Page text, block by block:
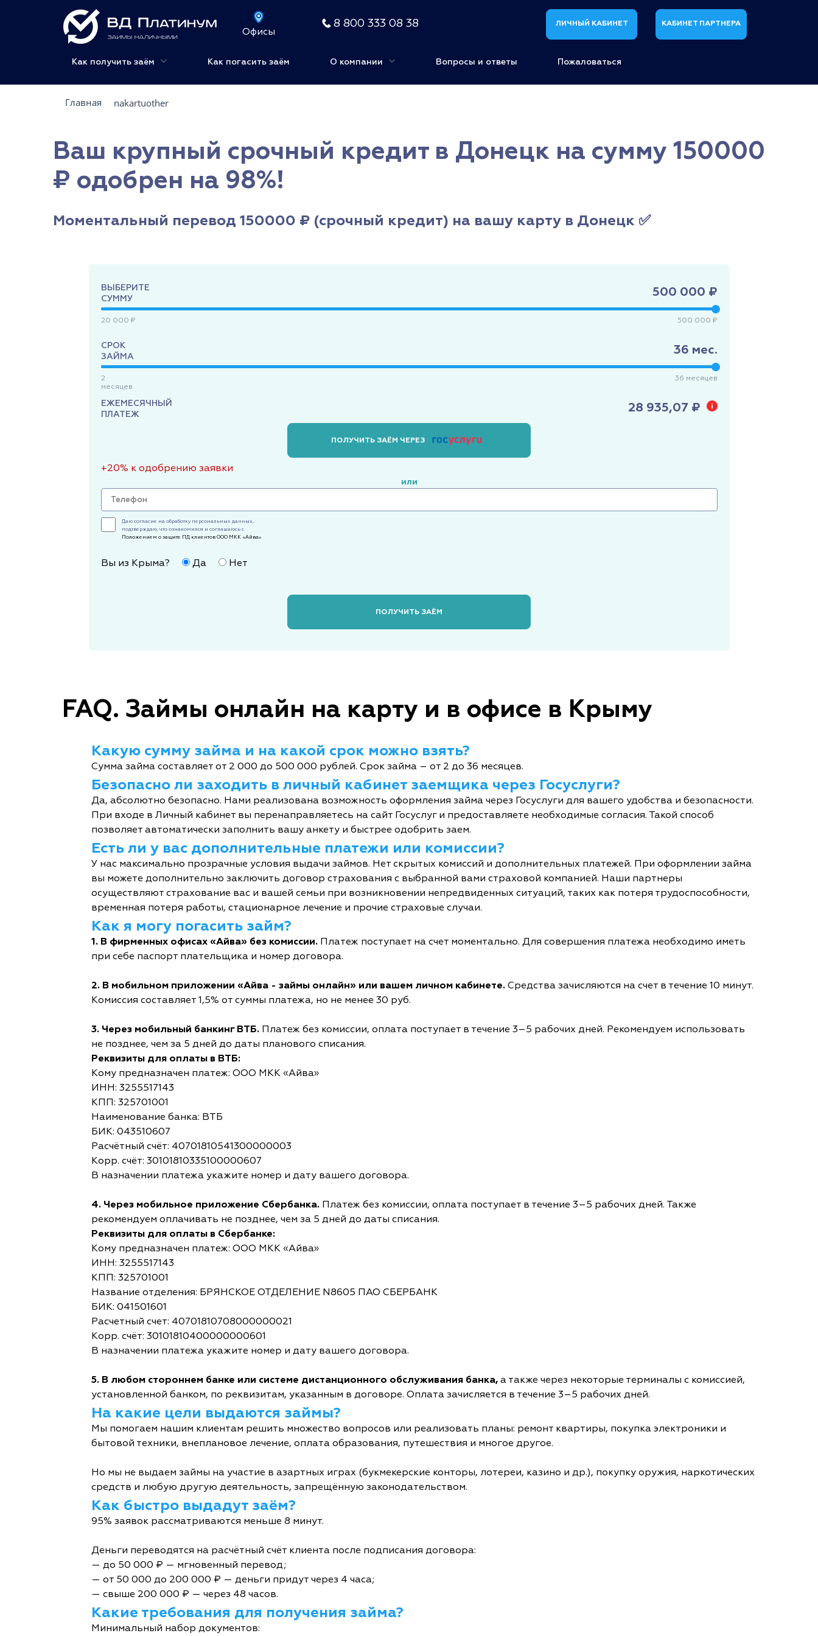
Офисы
8 800 333 08 38 ЛИЧНЫЙ КАБИНЕТ КАБИНЕТ ПАРТНЕРА
Как получить заём Как погасить заём О компании Вопросы и ответы Пожаловаться
Главная nakartuother
Ваш крупный срочный кредит в Донецк на сумму 150000
₽ одобрен на 98%!
Моментальный перевод 150000 ₽ (срочный кредит) на вашу карту в Донецк ✅
ВЫБЕРИТЕ
СУММУ
500 000 ₽
20 000 ₽ 500 000 ₽
СРОК
ЗАЙМА
36 мес.
2
месяцев
36 месяцев
ЕЖЕМЕСЯЧНЫЙ
ПЛАТЕЖ
28 935,07 ₽
ПОЛУЧИТЬ ЗАЁМ ЧЕРЕЗ
+20% к одобрению заявки
или
Даю согласие на обработку персональных данных,
подтверждаю, что ознакомился и соглашаюсь с
Положением о защите ПД клиентов ООО МКК «Айва»
Вы из Крыма? Да Нет
ПОЛУЧИТЬ ЗАЁМ
FAQ. Займы онлайн на карту и в офисе в Крыму
Какую сумму займа и на какой срок можно взять?
Сумма займа составляет от 2 000 до 500 000 рублей. Срок займа – от 2 до 36 месяцев.
Безопасно ли заходить в личный кабинет заемщика через Госуслуги?
Да, абсолютно безопасно. Нами реализована возможность оформления займа через Госуслуги для вашего удобства и безопасности.
При входе в Личный кабинет вы перенаправляетесь на сайт Госуслуг и предоставляете необходимые согласия. Такой способ
позволяет автоматически заполнить вашу анкету и быстрее одобрить заем.
Есть ли у вас дополнительные платежи или комиссии?
У нас максимально прозрачные условия выдачи займов. Нет скрытых комиссий и дополнительных платежей. При оформлении займа
вы можете дополнительно заключить договор страхования с выбранной вами страховой компанией. Наши партнеры
осуществляют страхование вас и вашей семьи при возникновении непредвиденных ситуаций, таких как потеря трудоспособности,
временная потеря работы, стационарное лечение и прочие страховые случаи.
Как я могу погасить займ?
1. В фирменных офисах «Айва» без комиссии. Платеж поступает на счет моментально. Для совершения платежа необходимо иметь
при себе паспорт плательщика и номер договора.
2. В мобильном приложении «Айва - займы онлайн» или вашем личном кабинете. Средства зачисляются на счет в течение 10 минут.
Комиссия составляет 1,5% от суммы платежа, но не менее 30 руб.
3. Через мобильный банкинг ВТБ. Платеж без комиссии, оплата поступает в течение 3–5 рабочих дней. Рекомендуем использовать
не позднее, чем за 5 дней до даты планового списания.
Реквизиты для оплаты в ВТБ:
Кому предназначен платеж: ООО МКК «Айва»
ИНН: 3255517143
КПП: 325701001
Наименование банка: ВТБ
БИК: 043510607
Расчётный счёт: 40701810541300000003
Корр. счёт: 30101810335100000607
В назначении платежа укажите номер и дату вашего договора.
4. Через мобильное приложение Сбербанка. Платеж без комиссии, оплата поступает в течение 3–5 рабочих дней. Также
рекомендуем оплачивать не позднее, чем за 5 дней до даты списания.
Реквизиты для оплаты в Сбербанке:
Кому предназначен платеж: ООО МКК «Айва»
ИНН: 3255517143
КПП: 325701001
Название отделения: БРЯНСКОЕ ОТДЕЛЕНИЕ N8605 ПАО СБЕРБАНК
БИК: 041501601
Расчетный счет: 40701810708000000021
Корр. счёт: 30101810400000000601
В назначении платежа укажите номер и дату вашего договора.
5. В любом стороннем банке или системе дистанционного обслуживания банка, а также через некоторые терминалы с комиссией,
установленной банком, по реквизитам, указанным в договоре. Оплата зачисляется в течение 3–5 рабочих дней.
На какие цели выдаются займы?
Мы помогаем нашим клиентам решить множество вопросов или реализовать планы: ремонт квартиры, покупка электроники и
бытовой техники, внеплановое лечение, оплата образования, путешествия и многое другое.
Но мы не выдаем займы на участие в азартных играх (букмекерские конторы, лотереи, казино и др.), покупку оружия, наркотических
средств и любую другую деятельность, запрещённую законодательством.
Как быстро выдадут заём?
95% заявок рассматриваются меньше 8 минут.
Деньги переводятся на расчётный счёт клиента после подписания договора:
— до 50 000 ₽ — мгновенный перевод;
— от 50 000 до 200 000 ₽ — деньги придут через 4 часа;
— свыше 200 000 ₽ — через 48 часов.
Какие требования для получения займа?
Минимальный набор документов: